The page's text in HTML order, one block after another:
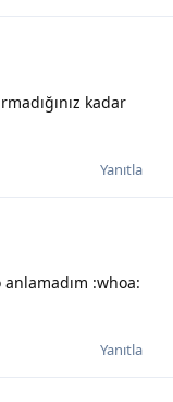
kadar
Yanıtla
:whoa:
Yanıtla